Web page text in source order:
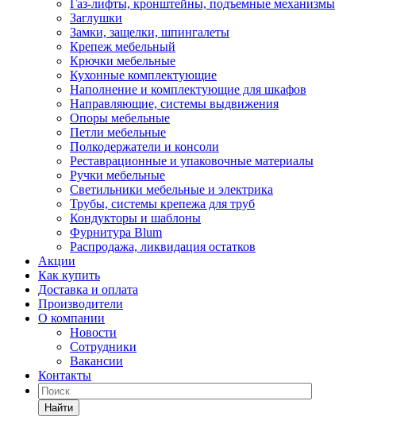
Газ-лифты, кронштейны, подъемные механизмы
Заглушки
Замки, защелки, шпингалеты
Крепеж мебельный
Крючки мебельные
Кухонные комплектующие
Наполнение и комплектующие для шкафов
Направляющие, системы выдвижения
Опоры мебельные
Петли мебельные
Полкодержатели и консоли
Реставрационные и упаковочные материалы
Ручки мебельные
Светильники мебельные и электрика
Трубы, системы крепежа для труб
Кондукторы и шаблоны
Фурнитура Blum
Распродажа, ликвидация остатков
Акции
Как купить
Доставка и оплата
Производители
О компании
Новости
Сотрудники
Вакансии
Контакты
Найти